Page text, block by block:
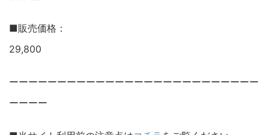
■販売価格：
29,800
ーーーーーーーーーーーーーーーーーーーーーーーーーー
ーーーー